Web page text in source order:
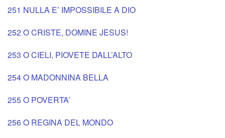
251 NULLA E’ IMPOSSIBILE A DIO
252 O CRISTE, DOMINE JESUS!
253 O CIELI, PIOVETE DALL’ALTO
254 O MADONNINA BELLA
255 O POVERTA’
256 O REGINA DEL MONDO